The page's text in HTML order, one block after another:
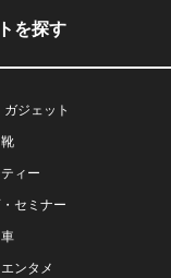
を探す
ジェット
ィー
セミナー
ンタメ